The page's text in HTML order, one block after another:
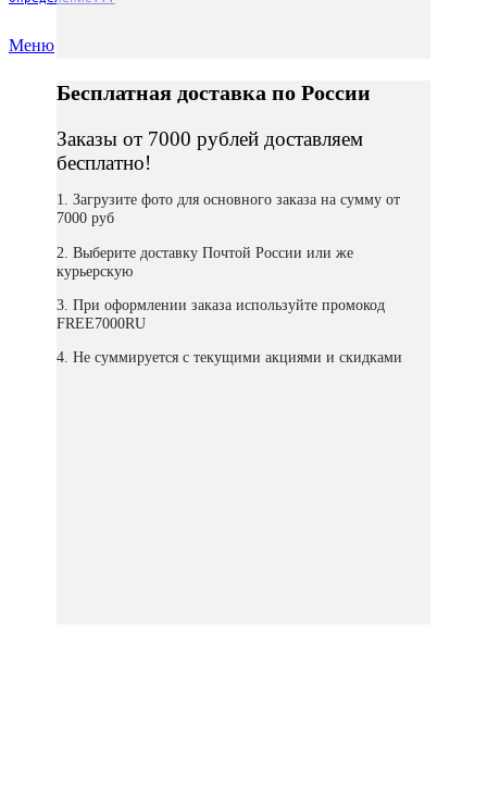
Меню
Бесплатная доставка по России
Заказы от 7000 рублей доставляем
бесплатно!
1. Загрузите фото для основного заказа на сумму от
7000 руб
2. Выберите доставку Почтой России или же
курьерскую
3. При оформлении заказа используйте промокод
FREE7000RU
4. Не суммируется с текущими акциями и скидками